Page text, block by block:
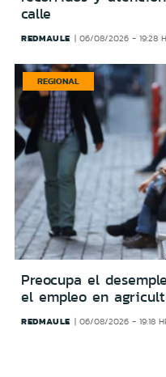
calle
REDMAULE 06/08/2026 - 19:28
REGIONAL
Preocupa el
el empleo en
REDMAULE 06/08/2026 - 19:18